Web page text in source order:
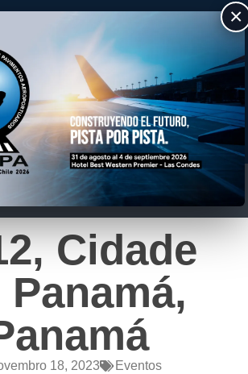
×
Cidade
Panamá,
18, 2023 Eventos